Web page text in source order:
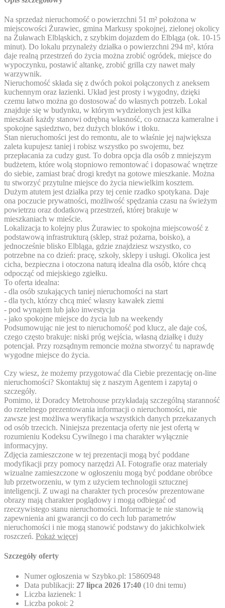
Na sprzedaż nieruchomość o powierzchni 51 m² położona w
miejscowości Żurawiec, gmina Markusy spokojnej, zielonej okolicy
na Żuławach Elbląskich, z szybkim dojazdem do Elbląga (ok. 10-15
minut). Do lokalu przynależy działka o powierzchni 294 m², która
daje realną przestrzeń do życia można zrobić ogródek, miejsce do
wypoczynku, postawić altankę, zrobić grilla czy nawet mały
warzywnik.
Nieruchomość składa się z dwóch pokoi połączonych z aneksem
kuchennym oraz łazienki. Układ jest prosty i wygodny, dzięki
czemu łatwo można go dostosować do własnych potrzeb. Lokal
znajduje się w budynku, w którym wydzielonych jest kilka
mieszkań każdy stanowi odrębną własność, co oznacza kameralne i
spokojne sąsiedztwo, bez dużych bloków i tłoku.
Stan nieruchomości jest do remontu, ale to właśnie jej największa
zaleta kupujesz taniej i robisz wszystko po swojemu, bez
przepłacania za cudzy gust. To dobra opcja dla osób z mniejszym
budżetem, które wolą stopniowo remontować i dopasować wnętrze
do siebie, zamiast brać drogi kredyt na gotowe mieszkanie. Można
tu stworzyć przytulne miejsce do życia niewielkim kosztem.
Dużym atutem jest działka przy tej cenie rzadko spotykana. Daje
ona poczucie prywatności, możliwość spędzania czasu na świeżym
powietrzu oraz dodatkową przestrzeń, której brakuje w
mieszkaniach w mieście.
Lokalizacja to kolejny plus Żurawiec to spokojna miejscowość z
podstawową infrastrukturą (sklep, straż pożarna, boisko), a
jednocześnie blisko Elbląga, gdzie znajdziesz wszystko, co
potrzebne na co dzień: pracę, szkoły, sklepy i usługi. Okolica jest
cicha, bezpieczna i otoczona naturą idealna dla osób, które chcą
odpocząć od miejskiego zgiełku.
To oferta idealna:
- dla osób szukających taniej nieruchomości na start
- dla tych, którzy chcą mieć własny kawałek ziemi
- pod wynajem lub jako inwestycja
- jako spokojne miejsce do życia lub na weekendy
Podsumowując nie jest to nieruchomość pod klucz, ale daje coś,
czego często brakuje: niski próg wejścia, własną działkę i duży
potencjał. Przy rozsądnym remoncie można stworzyć tu naprawdę
wygodne miejsce do życia.
Czy wiesz, że możemy przygotować dla Ciebie prezentację on-line
nieruchomości? Skontaktuj się z naszym Agentem i zapytaj o
szczegóły.
Pomimo, iż Doradcy Metrohouse przykładają szczególną staranność
do rzetelnego prezentowania informacji o nieruchomości, nie
zawsze jest możliwa weryfikacja wszystkich danych przekazanych
od osób trzecich. Niniejsza prezentacja oferty nie jest ofertą w
rozumieniu Kodeksu Cywilnego i ma charakter wyłącznie
informacyjny.
Zdjęcia zamieszczone w tej prezentacji mogą być poddane
modyfikacji przy pomocy narzędzi AI. Fotografie oraz materiały
wizualne zamieszczone w ogłoszeniu mogą być poddane obróbce
lub przetworzeniu, w tym z użyciem technologii sztucznej
inteligencji. Z uwagi na charakter tych procesów prezentowane
obrazy mają charakter poglądowy i mogą odbiegać od
rzeczywistego stanu nieruchomości. Informacje te nie stanowią
zapewnienia ani gwarancji co do cech lub parametrów
nieruchomości i nie mogą stanowić podstawy do jakichkolwiek
roszczeń. Pokaż więcej
Szczegóły oferty
Numer ogłoszenia w Szybko.pl: 15860948
Data publikacji: 27 lipca 2026 17:40 (10 dni temu)
Liczba łazienek: 1
Liczba pokoi: 2